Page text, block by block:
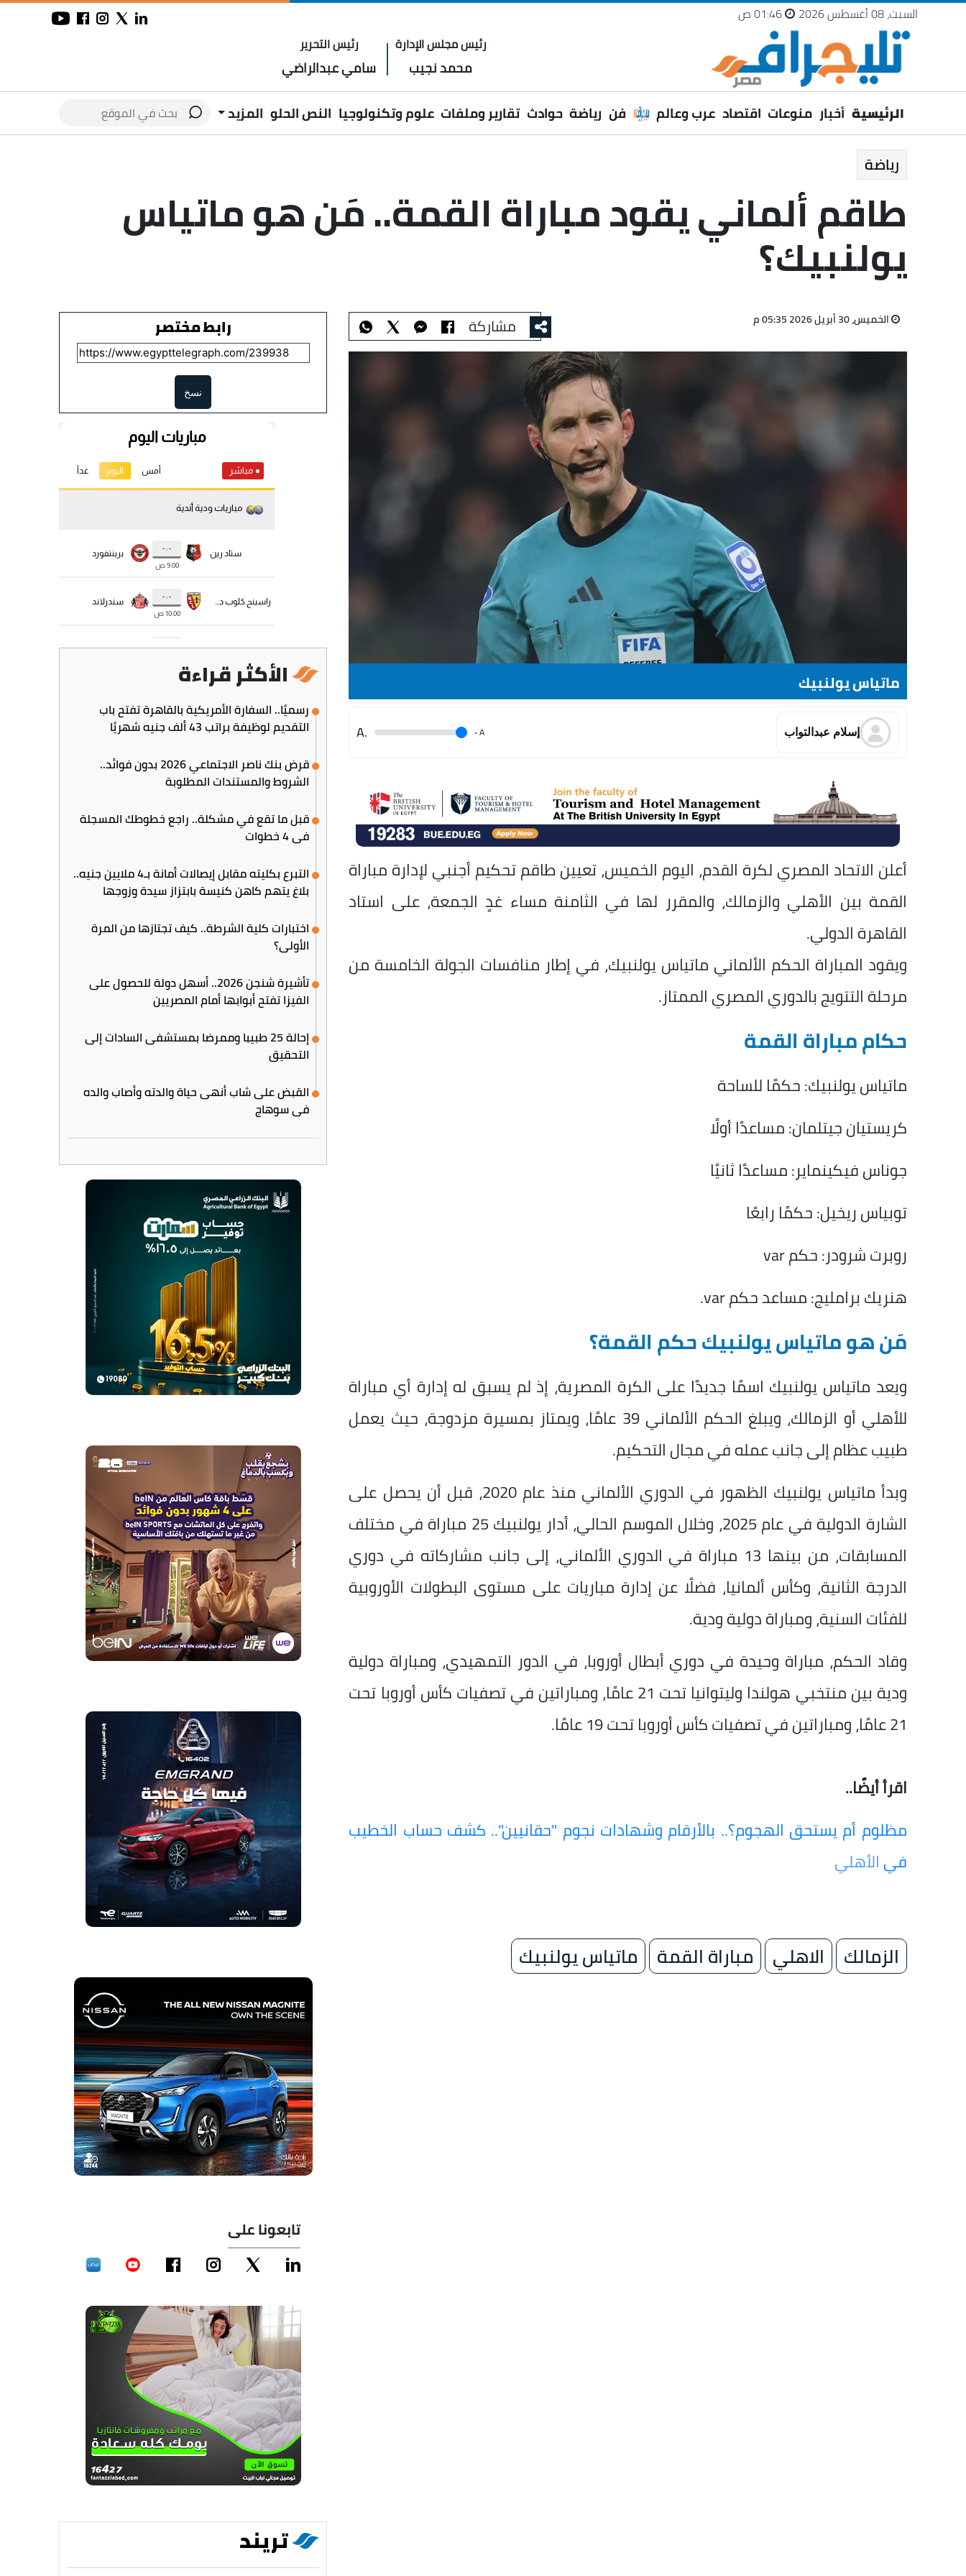
السبت، 08 أغسطس 2026
01:46 ص
رئيس مجلس الإدارة
محمد نجيب
رئيس التحرير
سامي عبدالراضي
الرئيسية أخبار منوعات اقتصاد عرب وعالم فن رياضة حوادث تقارير وملفات علوم وتكنولوجيا النص الحلو المزيد
رياضة
طاقم ألماني يقود مباراة القمة.. مَن هو ماتياس
يولنبيك؟
الخميس، 30 أبريل 2026 05:35 م مشاركة
ماتياس يولنبيك
إسلام عبدالتواب A
.
.A
أعلن الاتحاد المصري لكرة القدم، اليوم الخميس، تعيين طاقم تحكيم أجنبي لإدارة مباراة
القمة بين الأهلي والزمالك، والمقرر لها في الثامنة مساء غدٍ الجمعة، على استاد
القاهرة الدولي.
ويقود المباراة الحكم الألماني ماتياس يولنبيك، في إطار منافسات الجولة الخامسة من
مرحلة التتويج بالدوري المصري الممتاز.
حكام مباراة القمة
ماتياس يولنبيك: حكمًا للساحة
كريستيان جيتلمان: مساعدًا أولًا
جوناس فيكينماير: مساعدًا ثانيًا
توبياس ريخيل: حكمًا رابعًا
روبرت شرودر: حكم var
هنريك برامليج: مساعد حكم var.
مَن هو ماتياس يولنبيك حكم القمة؟
ويعد ماتياس يولنبيك اسمًا جديدًا على الكرة المصرية، إذ لم يسبق له إدارة أي مباراة
للأهلي أو الزمالك، ويبلغ الحكم الألماني 39 عامًا، ويمتاز بمسيرة مزدوجة، حيث يعمل
طبيب عظام إلى جانب عمله في مجال التحكيم.
وبدأ ماتياس يولنبيك الظهور في الدوري الألماني منذ عام 2020، قبل أن يحصل على
الشارة الدولية في عام 2025، وخلال الموسم الحالي، أدار يولنبيك 25 مباراة في مختلف
المسابقات، من بينها 13 مباراة في الدوري الألماني، إلى جانب مشاركاته في دوري
الدرجة الثانية، وكأس ألمانيا، فضلًا عن إدارة مباريات على مستوى البطولات الأوروبية
للفئات السنية، ومباراة دولية ودية.
وقاد الحكم، مباراة وحيدة في دوري أبطال أوروبا، في الدور التمهيدي، ومباراة دولية
ودية بين منتخبي هولندا وليتوانيا تحت 21 عامًا، ومباراتين في تصفيات كأس أوروبا تحت
21 عامًا، ومباراتين في تصفيات كأس أوروبا تحت 19 عامًا.
اقرأ أيضًا..
مظلوم أم يستحق الهجوم؟.. بالأرقام وشهادات نجوم "حقانيين".. كشف حساب الخطيب
فيالأهلي
الزمالك الاهلي مباراة القمة ماتياس يولنبيك
رابط مختصر
نسخ
الأكثر قراءة
رسميًا.. السفارة الأمريكية بالقاهرة تفتح باب
التقديم لوظيفة براتب 43 ألف جنيه شهريًا
قرض بنك ناصر الاجتماعي 2026 بدون فوائد..
الشروط والمستندات المطلوبة
قبل ما تقع في مشكلة.. راجع خطوطك المسجلة
في 4 خطوات
التبرع بكليته مقابل إيصالات أمانة بـ4 ملايين جنيه..
بلاغ يتهم كاهن كنيسة بابتزاز سيدة وزوجها
اختبارات كلية الشرطة.. كيف تجتازها من المرة
الأولى؟
تأشيرة شنجن 2026.. أسهل دولة للحصول على
الفيزا تفتح أبوابها أمام المصريين
إحالة 25 طبيبا وممرضا بمستشفى السادات إلى
التحقيق
القبض على شاب أنهى حياة والدته وأصاب والده
في سوهاج
تابعونا على
تريند